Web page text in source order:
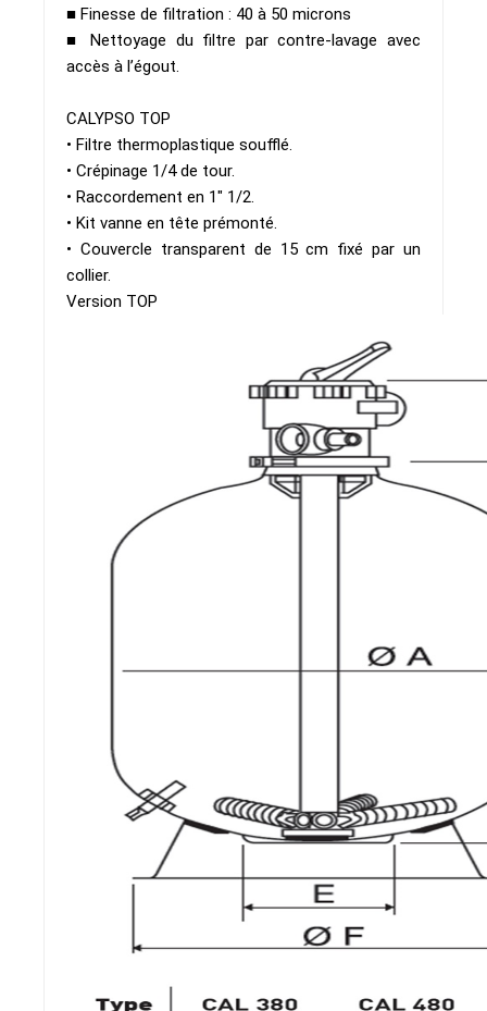
■ Finesse de filtration : 40 à 50 microns
■ Nettoyage du filtre par contre-lavage avec
accès à l’égout.
CALYPSO TOP
• Filtre thermoplastique soufflé.
• Crépinage 1/4 de tour.
• Raccordement en 1" 1/2.
• Kit vanne en tête prémonté.
• Couvercle transparent de 15 cm fixé par un
collier.
Version TOP